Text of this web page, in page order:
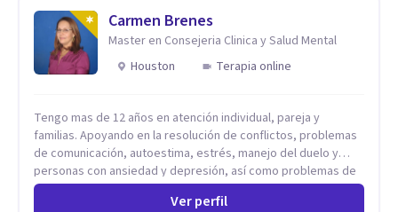
Carmen Brenes
Master en Consejeria Clinica y Salud Mental
Houston
Terapia online
Tengo mas de 12 años en atención individual, pareja y
familias. Apoyando en la resolución de conflictos, problemas
de comunicación, autoestima, estrés, manejo del duelo y
personas con ansiedad y depresión, así como problemas de
conducta y comportamiento. Desarrollo de personas
Ver perfil